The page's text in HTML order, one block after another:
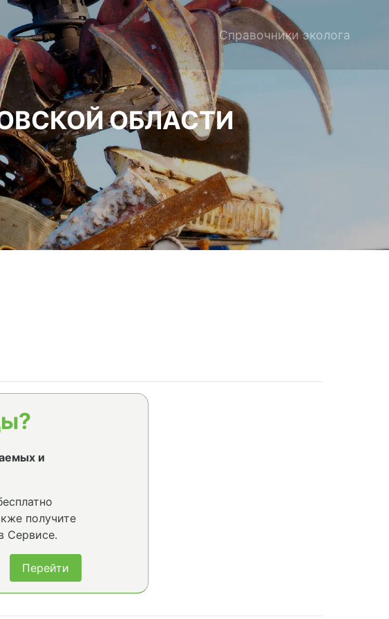
Справочники эколога
ОБЛАСТИ
и
получите
Сервисе.
Перейти